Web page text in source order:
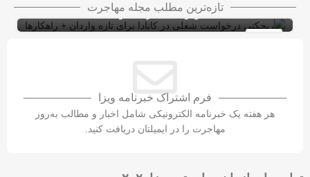
ویزای کار
ویزای کاری کانادا با LMIA
تازه‌ترین مطلب مجله مهاجرت
واردان + راهکارها
فرم اشتراک خبرنامه ویزا
هر هفته یک خبرنامه الکترونیکی شامل اخبار و مطالب به‌روز
مهاجرت را در ایمیلتان دریافت کنید.